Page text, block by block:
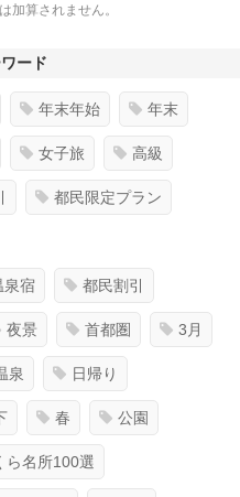
加算されません。
ード
年末年始 年末
女子旅 高級
都民限定プラン
泉宿 都民割引
夜景 首都圏 3月
泉 日帰り
春 公園
ら名所100選